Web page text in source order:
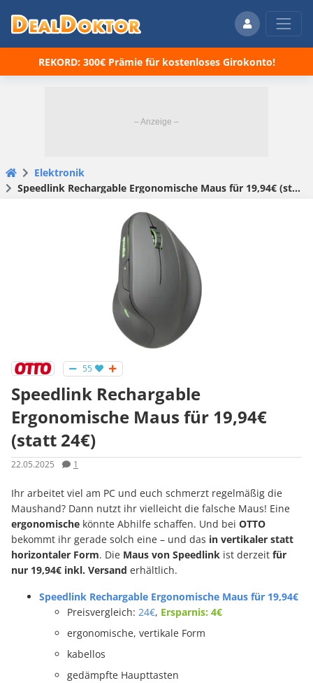
REKORD: 300€ Prämie für kostenloses Girokonto!
Elektronik
Speedlink Rechargable Ergonomische Maus für 19,94€ (statt 24€)
55
Speedlink Rechargable
Ergonomische Maus für 19,94€
(statt 24€)
22.05.2025 1
Ihr arbeitet viel am PC und euch schmerzt regelmäßig die
Maushand? Dann nutzt ihr vielleicht die falsche Maus! Eine
ergonomische könnte Abhilfe schaffen. Und bei OTTO
bekommt ihr gerade solch eine – und das in vertikaler statt
horizontaler Form. Die Maus von Speedlink ist derzeit für
nur 19,94€ inkl. Versand erhältlich.
Speedlink Rechargable Ergonomische Maus für 19,94€
Preisvergleich: 24€, Ersparnis: 4€
ergonomische, vertikale Form
kabellos
gedämpfte Haupttasten